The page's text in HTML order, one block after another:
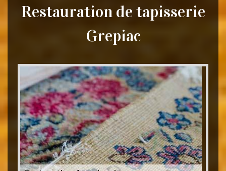
Restauration de tapisserie
Grepiac